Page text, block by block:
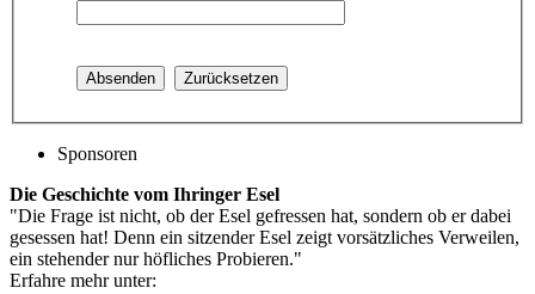
Sponsoren
Die Geschichte vom Ihringer Esel
"Die Frage ist nicht, ob der Esel gefressen hat, sondern ob er dabei
gesessen hat! Denn ein sitzender Esel zeigt vorsätzliches Verweilen,
ein stehender nur höfliches Probieren."
Erfahre mehr unter: